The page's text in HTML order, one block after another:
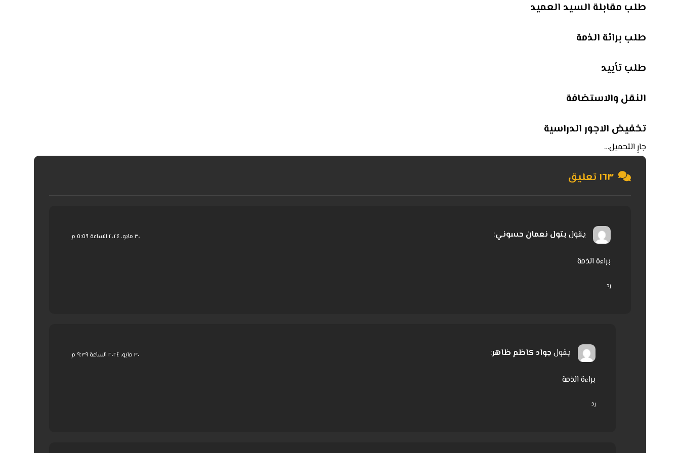
طلب مقابلة السيد العميد
طلب برائة الذمة
طلب تأييد
النقل والاستضافة
تخفيض الاجور الدراسية
جارٍ التحميل…
١٦٣ تعليق
يقول بتول نعمان حسوني: ٣٠ مايو، ٢٠٢٤ الساعة ٥:٥٩ م
براءة الذمة
رد
يقول جواد كاظم ظاهر: ٣٠ مايو، ٢٠٢٤ الساعة ٩:٣٩ م
براءة الذمة
رد